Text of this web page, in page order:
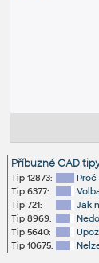
Příbuzné CAD
Tip 12873:
Proč
Tip 6377:
Tip 721:
Jak
Tip 8969:
Tip 5640:
Tip 10675: